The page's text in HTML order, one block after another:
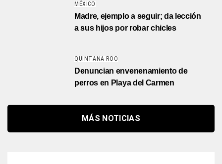
MÉXICO
Madre, ejemplo a seguir; da lección
a sus hijos por robar chicles
QUINTANA ROO
Denuncian envenenamiento de
perros en Playa del Carmen
MÁS NOTICIAS